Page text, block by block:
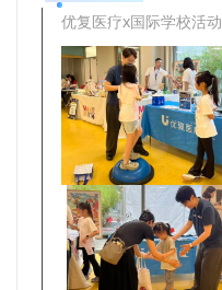
优复医疗x国际学校活动